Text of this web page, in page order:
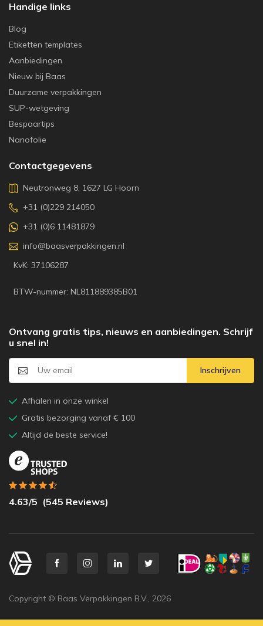
Handige links
Blog
Etiketten templates
Aanbiedingen
Nieuw bij Baas
Duurzame verpakkingen
SUP-wetgeving
Bespaartips
Nanofolie
Contactgegevens
Neutronweg 8, 1627 LG Hoorn
+31 (0)229 214050
+31 (0)6 11481879
info@baasverpakkingen.nl
KvK: 37106287
BTW-nummer: NL811889385B01
Ontvang gratis tips, nieuws en aanbiedingen. Schrijf
u snel in!
Inschrijven
Afhalen in onze winkel
Gratis bezorging vanaf € 100
Altijd de beste service!
4.63/5 (545 Reviews)
Copyright © Baas Verpakkingen B.V., 2026